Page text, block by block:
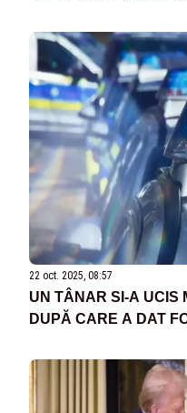
22 oct. 2025, 08:57
UN TÂNAR SI-A UCIS
DUPĂ CARE A DAT